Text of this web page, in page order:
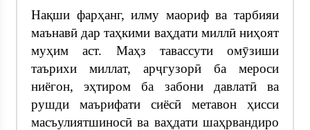
Нақши фарҳанг, илму маориф ва тарбияи
маънавӣ дар таҳкими ваҳдати миллӣ ниҳоят
муҳим аст. Маҳз тавассути омӯзиши
таърихи миллат, арҷгузорӣ ба мероси
ниёгон, эҳтиром ба забони давлатӣ ва
рушди маърифати сиёсӣ метавон ҳисси
масъулиятшиносӣ ва ваҳдати шаҳрвандиро